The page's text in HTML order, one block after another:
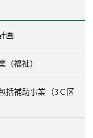
画
福祉）
括補助事業（3Ｃ区